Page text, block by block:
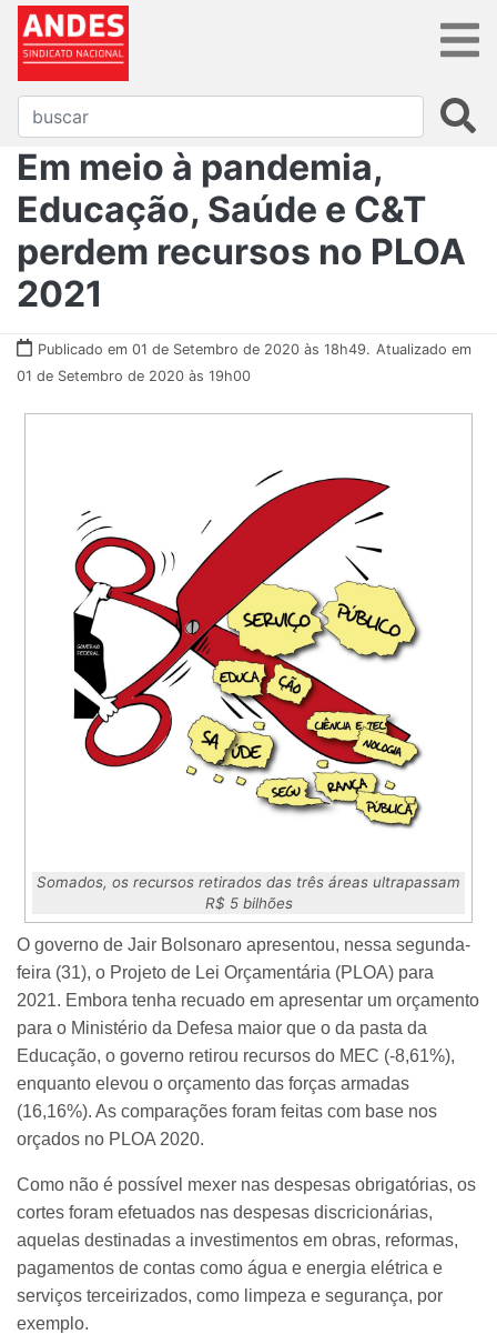
​​​​​​​Em meio à pandemia,
Educação, Saúde e C&T
perdem recursos no PLOA
2021
Publicado em 01 de Setembro de 2020 às 18h49. Atualizado em
01 de Setembro de 2020 às 19h00
Somados, os recursos retirados das três áreas ultrapassam
R$ 5 bilhões
O governo de Jair Bolsonaro apresentou, nessa segunda-
feira (31), o Projeto de Lei Orçamentária (PLOA) para
2021. Embora tenha recuado em apresentar um orçamento
para o Ministério da Defesa maior que o da pasta da
Educação, o governo retirou recursos do MEC (-8,61%),
enquanto elevou o orçamento das forças armadas
(16,16%). As comparações foram feitas com base nos
orçados no PLOA 2020.
Como não é possível mexer nas despesas obrigatórias, os
cortes foram efetuados nas despesas discricionárias,
aquelas destinadas a investimentos em obras, reformas,
pagamentos de contas como água e energia elétrica e
serviços terceirizados, como limpeza e segurança, por
exemplo.